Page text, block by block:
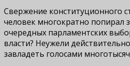
Свержение конституционного
человек многократно попирал
очередных парламентских
власти? Неужели
завладеть голосами